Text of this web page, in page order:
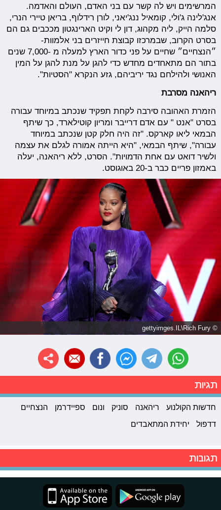
המרשימים ויש לה קשר עם בני האדם, העולם והאדמה.
אנג'לינה ג'ולי, קומאיל ננג'יאני, לורן רידלוף, בריאן טיירי הנרי,
סלמה הייק, ליה מקהוג, דון לי וקיט הארינגטון מככבים גם הם
בסרט הקרוב, שבמרכזו קבוצת חייזרים בני אלמוות-
״הנצחיים״ שחיים על פני כדור הארץ למעלה מ -7,000 שנים
בתור הם מתאחדים מחדש כדי להגן על מנת להגן על המין
האנושי ולהילחם נגד יריביהם, גזע הנקרא "הסטיות".
ריהאנה מסרבת
הזמרת האהובה סירבה לקחת תפקיד שנכתב במיוחד עבורה
בסרט "אנט " עם אדם דרייבר ומריון קוטילארד, כך שיתף
הבמאי ליאו קארקס. "זה היה חלק קטן שנכתב במיוחד
עבורה", שיתף הבמאי, "היא הייתה אמורה לגלם את עצמה
ולשיר דואט עם אחת הדמויות". הסרט, ללא ריהאנה, יעלה
באמזון פריים כבר ב-20 באוגוסט.
© gettyimges.IL\Rich Fury
תגיות
חדשות הקולנוע ריהאנה סוניק ונום ספיידרמן
הנצחיים
דדפול
יחידת המתאבדים
תגובות